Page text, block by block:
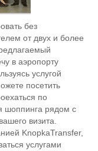
без
от двух и более
в аэропорту
услугой
посетить
по
шоппинга рядом с
визита.
KnopkaTransfer,
услугами